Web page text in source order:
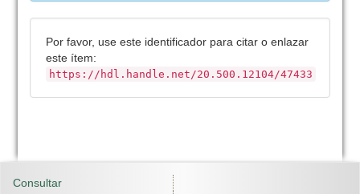
Por favor, use este identificador para citar o enlazar
este ítem:
https://hdl.handle.net/20.500.12104/47433
Consultar